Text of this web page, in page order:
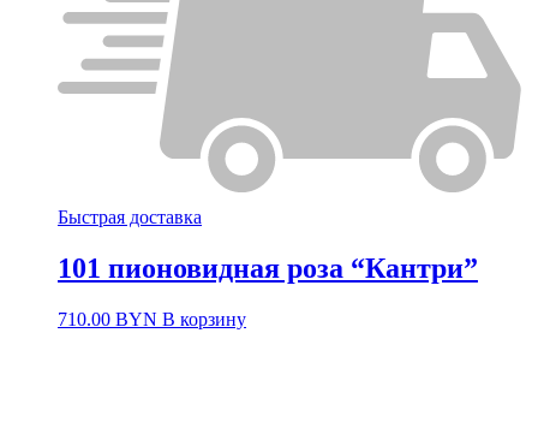
Быстрая доставка
101 пионовидная роза “Кантри”
710.00 BYN В корзину